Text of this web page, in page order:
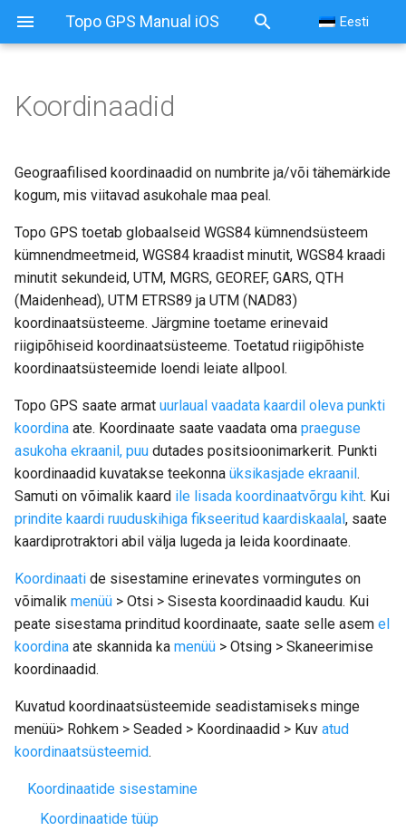
Topo GPS Manual iOS Eesti
Koordinaadid
Geograafilised koordinaadid on numbrite ja/või tähemärkide
kogum, mis viitavad asukohale maa peal.
Topo GPS toetab globaalseid WGS84 kümnendsüsteem
kümnendmeetmeid, WGS84 kraadist minutit, WGS84 kraadi
minutit sekundeid, UTM, MGRS, GEOREF, GARS, QTH
(Maidenhead), UTM ETRS89 ja UTM (NAD83)
koordinaatsüsteeme. Järgmine toetame erinevaid
riigipõhiseid koordinaatsüsteeme. Toetatud riigipõhiste
koordinaatsüsteemide loendi leiate allpool.
Topo GPS saate armat uurlaual vaadata kaardil oleva punkti
koordina ate. Koordinaate saate vaadata oma praeguse
asukoha ekraanil, puu dutades positsioonimarkerit. Punkti
koordinaadid kuvatakse teekonna üksikasjade ekraanil.
Samuti on võimalik kaard ile lisada koordinaatvõrgu kiht. Kui
prindite kaardi ruuduskihiga fikseeritud kaardiskaalal, saate
kaardiprotraktori abil välja lugeda ja leida koordinaate.
Koordinaati de sisestamine erinevates vormingutes on
võimalik menüü > Otsi > Sisesta koordinaadid kaudu. Kui
peate sisestama prinditud koordinaate, saate selle asem el
koordina ate skannida ka menüü > Otsing > Skaneerimise
koordinaadid.
Kuvatud koordinaatsüsteemide seadistamiseks minge
menüü> Rohkem > Seaded > Koordinaadid > Kuv atud
koordinaatsüsteemid.
Koordinaatide sisestamine
Koordinaatide tüüp